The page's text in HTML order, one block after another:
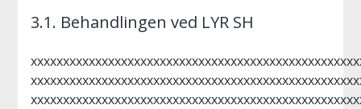
3.1. Behandlingen ved LYR SH